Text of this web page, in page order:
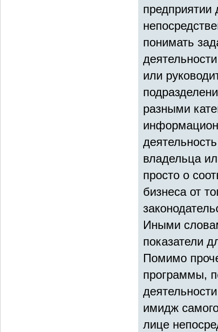
понимать
или
разными
владельца
просто о
бизнеса от
Иными
показатели
Помимо
программы,
имидж
лице